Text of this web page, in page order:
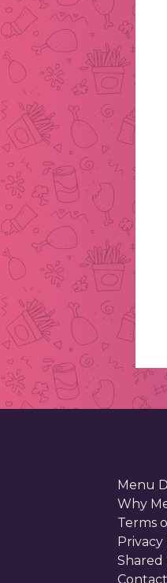
Menu
Why
Terms
Privacy
Shared
Contact